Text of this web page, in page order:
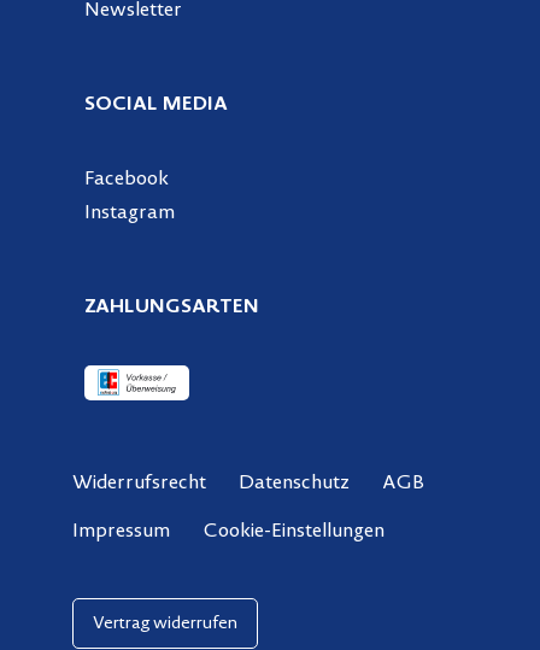
Newsletter
SOCIAL MEDIA
Facebook
Instagram
ZAHLUNGSARTEN
Widerrufsrecht Datenschutz AGB
Impressum Cookie-Einstellungen
Vertrag widerrufen